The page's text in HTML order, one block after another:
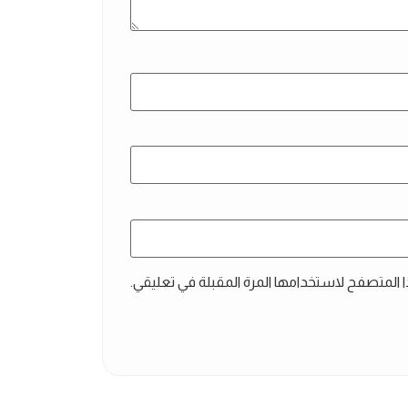
المتصفح لاستخدامها المرة المقبلة في تعليقي.